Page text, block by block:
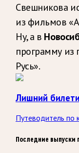
Свешникова
из фильмов
Ну, а в
программу из
Русь».
Лишний
Путеводитель по
Последние выпуски